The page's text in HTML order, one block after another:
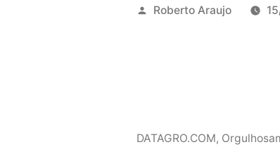
Publicado
Roberto Araujo
DATAGRO.COM,